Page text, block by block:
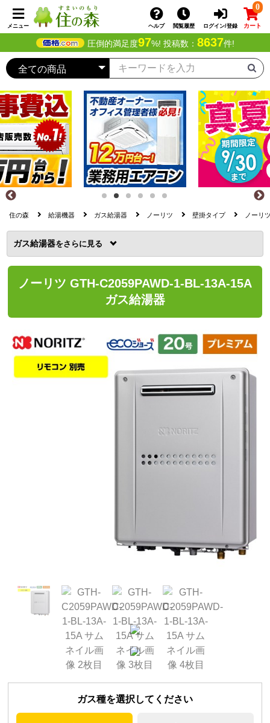
メニュー ヘルプ 閲覧履歴 ログイン/登録
0
カート
圧倒的満足度97%! 投稿数： 8637件!
住の森 給湯機器 ガス給湯器 ノーリツ 壁掛タイプ ノーリ
ガス給湯器を
ノーリツ GTH-C2059PAWD-1-BL-13A-15A
ガス給湯器
ガス種を選択してください